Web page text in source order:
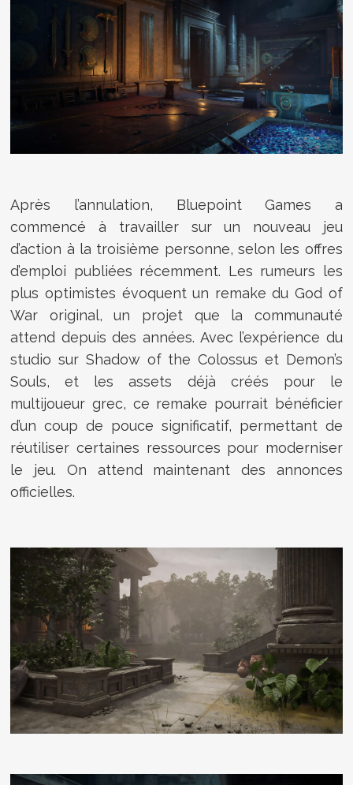
Après l’annulation, Bluepoint Games a
commencé à travailler sur un nouveau jeu
d’action à la troisième personne, selon les offres
d’emploi publiées récemment. Les rumeurs les
plus optimistes évoquent un remake du God of
War original, un projet que la communauté
attend depuis des années. Avec l’expérience du
studio sur Shadow of the Colossus et Demon’s
Souls, et les assets déjà créés pour le
multijoueur grec, ce remake pourrait bénéficier
d’un coup de pouce significatif, permettant de
réutiliser certaines ressources pour moderniser
le jeu. On attend maintenant des annonces
officielles.